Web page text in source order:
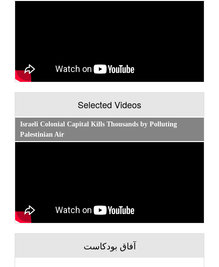
Selected Videos
Israeli Colonial Capital Kills Thousands by Polluting
Palestinian Air
آفاق بودكاست